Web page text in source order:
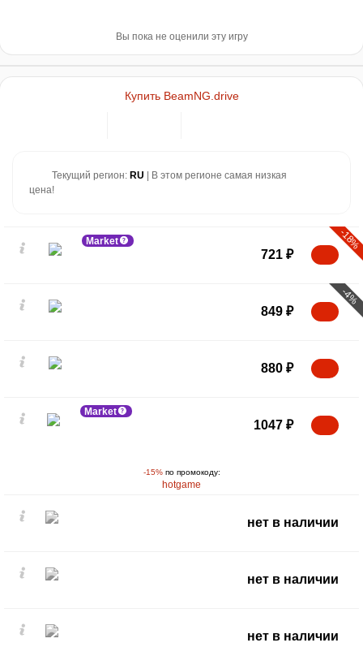
Вы пока не оценили эту игру
Купить BeamNG.drive
Текущий регион: RU | В этом регионе самая низкая
цена!
Market -18%
721 ₽
-4%
849 ₽
880 ₽
Market
-15%по промокоду:
hotgame
1047 ₽
нет в наличии
нет в наличии
нет в наличии